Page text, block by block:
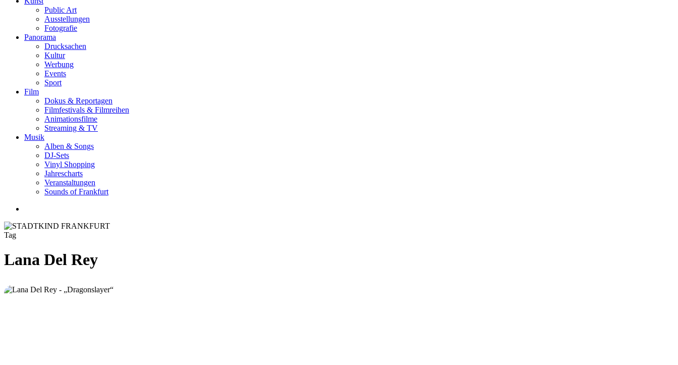
Public Art
Ausstellungen
Fotografie
Panorama
Drucksachen
Kultur
Werbung
Events
Sport
Film
Dokus & Reportagen
Filmfestivals & Filmreihen
Animationsfilme
Streaming & TV
Musik
Alben & Songs
DJ-Sets
Vinyl Shopping
Jahrescharts
Veranstaltungen
Sounds of Frankfurt
Tag
Lana Del Rey